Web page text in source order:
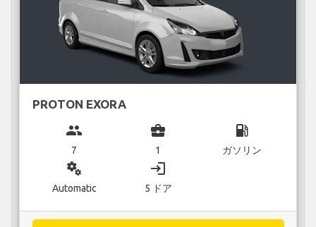
PROTON EXORA
group
7
business_center
1
local_gas_station
ガソリン
miscellaneous_services
Automatic
login
5 ドア